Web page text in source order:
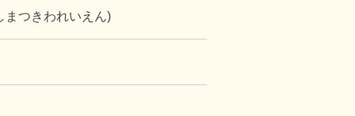
まつきわれいえん)